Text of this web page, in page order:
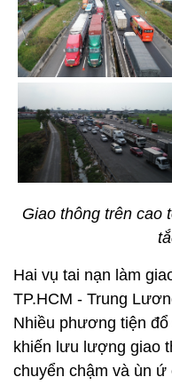
Giao thông trên cao
Hai vụ tai nạn làm
TP.HCM - Trung
Nhiều phương tiện
khiến lưu lượng giao
chuyển chậm và ùn